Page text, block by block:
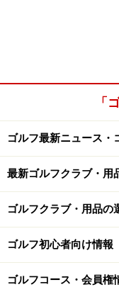
「
ゴルフ最新ニュース・
最新ゴルフクラブ・用
ゴルフクラブ・用品の
ゴルフ初心者向け情報
ゴルフコース・会員権